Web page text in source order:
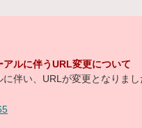
アルに伴うURL変更について
伴い、URLが変更となりま